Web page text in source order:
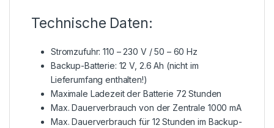
Technische Daten:
Stromzufuhr: 110 – 230 V / 50 – 60 Hz
Backup-Batterie: 12 V, 2.6 Ah (nicht im
Lieferumfang enthalten!)
Maximale Ladezeit der Batterie 72 Stunden
Max. Dauerverbrauch von der Zentrale 1000 mA
Max. Dauerverbrauch für 12 Stunden im Backup-